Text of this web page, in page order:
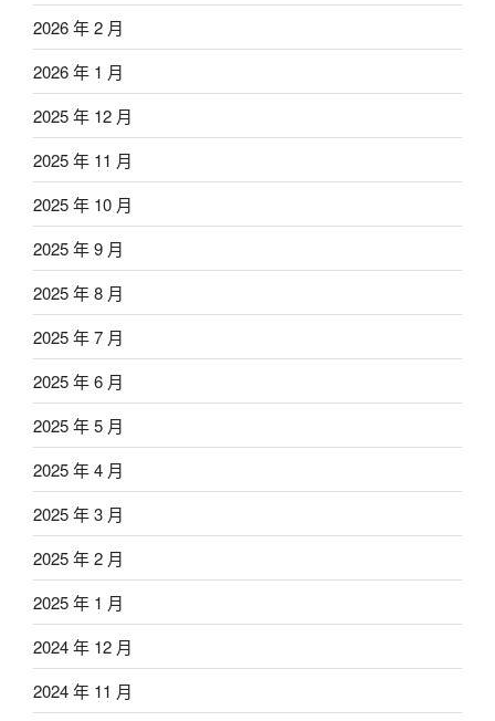
2026 年 2 月
2026 年 1 月
2025 年 12 月
2025 年 11 月
2025 年 10 月
2025 年 9 月
2025 年 8 月
2025 年 7 月
2025 年 6 月
2025 年 5 月
2025 年 4 月
2025 年 3 月
2025 年 2 月
2025 年 1 月
2024 年 12 月
2024 年 11 月